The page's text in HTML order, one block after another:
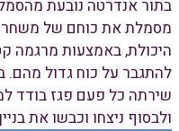
בתור אנדרטה נובעת
מסמלת את כוחם של
להתגבר על כוח גדול
שירתה כל פעם פגז בודד
ולבסוף ניצחו וכבשו את